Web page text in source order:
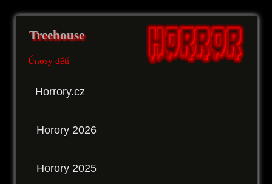
Treehouse
Únosy dětí
Horrory.cz
Horory 2026
Horory 2025